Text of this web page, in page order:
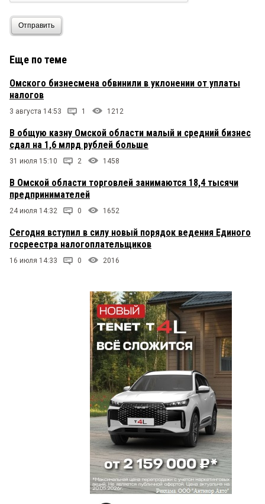
Отправить
Еще по теме
Омского бизнесмена обвинили в уклонении от уплаты
налогов
3 августа 14:53 1 1212
В общую казну Омской области малый и средний бизнес
сдал на 1,6 млрд рублей больше
31 июля 15:10 2 1458
В Омской области торговлей занимаются 18,4 тысячи
предпринимателей
24 июля 14:32 0 1652
Сегодня вступил в силу новый порядок ведения Единого
госреестра налогоплательщиков
16 июля 14:33 0 2016